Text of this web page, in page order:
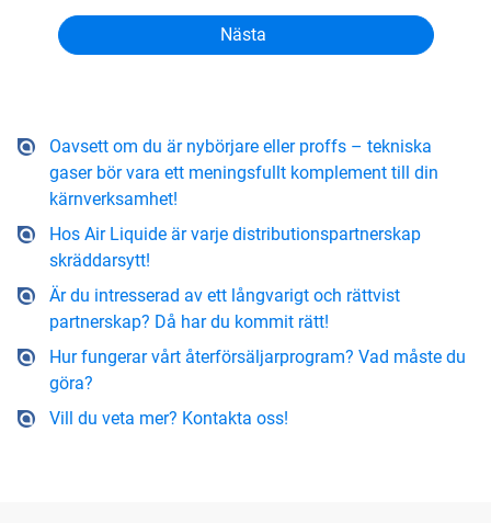
Oavsett om du är nybörjare eller proffs – tekniska
gaser bör vara ett meningsfullt komplement till din
kärnverksamhet!
Hos Air Liquide är varje distributionspartnerskap
skräddarsytt!
Är du intresserad av ett långvarigt och rättvist
partnerskap? Då har du kommit rätt!
Hur fungerar vårt återförsäljarprogram? Vad måste du
göra?
Vill du veta mer? Kontakta oss!